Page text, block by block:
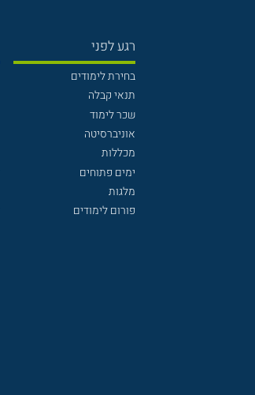
רגע לפני
בחירת לימודים
תנאי קבלה
שכר לימוד
אוניברסיטה
מכללות
ימים פתוחים
מלגות
פורום לימודים